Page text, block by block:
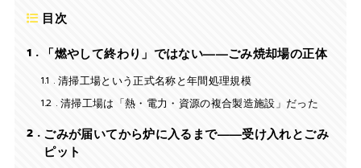
目次
1
「燃やして終わり」ではない——ごみ焼却場の正体
1.1
清掃工場という正式名称と年間処理規模
1.2 清掃工場は「熱・電力・資源の複合製造施設」だった
2
ごみが届いてから炉に入るまで——受け入れとごみ
ピット